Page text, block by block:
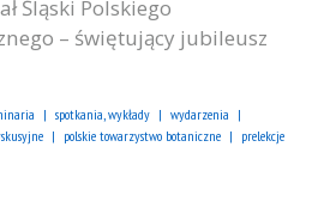
Śląski Polskiego
– świętujący jubileusz
spotkania, wykłady
wydarzenia
polskie towarzystwo botaniczne
prelekcje